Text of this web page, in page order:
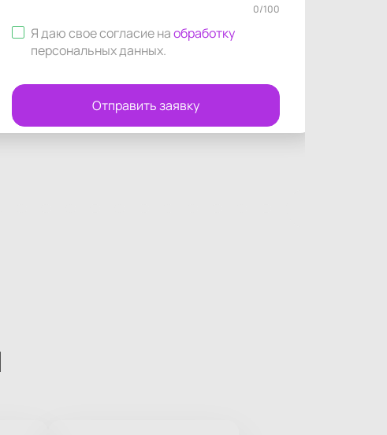
0/100
Я даю свое согласие наобработку
персональных данных.
Отправить заявку